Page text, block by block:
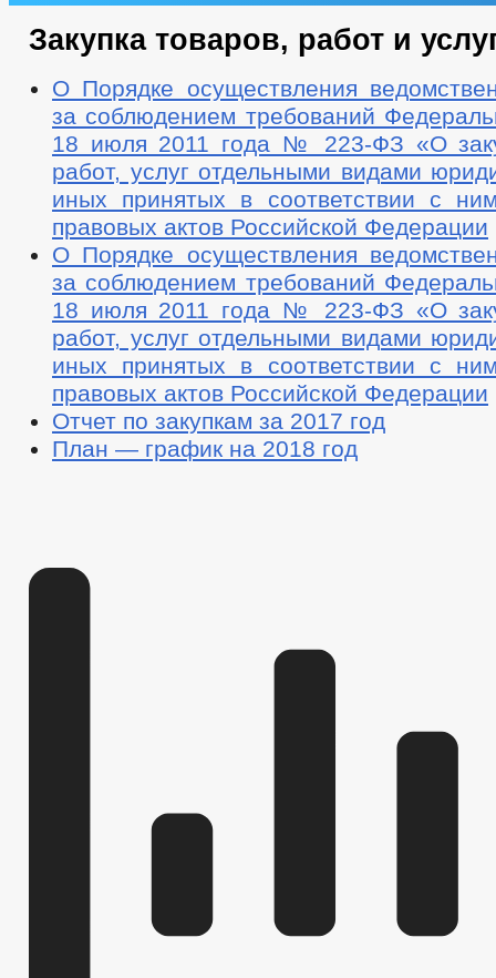
Закупка товаров, работ и
О Порядке осуществления
за соблюдением требований
18 июля 2011 года № 223-ФЗ «О
работ, услуг отдельными видами
иных принятых в соответствии с
правовых актов Российской Федерации
О Порядке осуществления
за соблюдением требований
18 июля 2011 года № 223-ФЗ «О
работ, услуг отдельными видами
иных принятых в соответствии с
правовых актов Российской Федерации
Отчет по закупкам за 2017 год
План — график на 2018 год